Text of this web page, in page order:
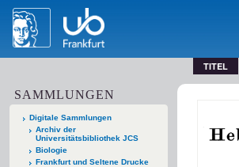
TITEL
SAMMLUNGEN
Digitale Sammlungen
Archiv der
Universitätsbibliothek JCS
Biologie
Frankfurt und Seltene Drucke